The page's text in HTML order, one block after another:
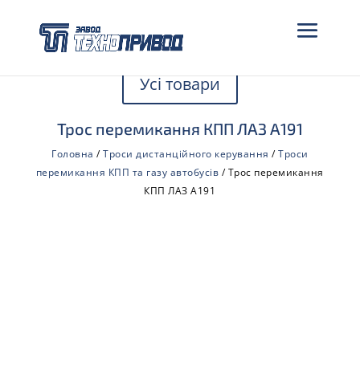
Усі товари
Трос перемикання КПП ЛАЗ А191
Головна /Троси дистанційного керування /Троси
перемикання КПП та газу автобусів / Трос перемикання
КПП ЛАЗ А191